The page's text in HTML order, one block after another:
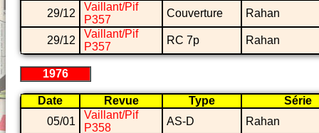
29/12
Vaillant/Pif
P357
Couverture Rahan
29/12
Vaillant/Pif
P357
RC 7p Rahan
1976
Date Revue Type
Série
05/01
Vaillant/Pif
P358
AS-D Rahan